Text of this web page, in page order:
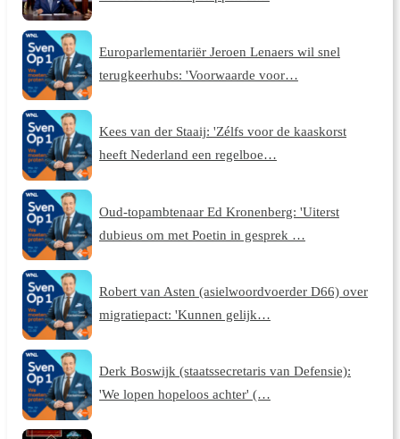
Europarlementariër Jeroen Lenaers wil snel
terugkeerhubs: 'Voorwaarde voor…
Kees van der Staaij: 'Zélfs voor de kaaskorst
heeft Nederland een regelboe…
Oud-topambtenaar Ed Kronenberg: 'Uiterst
dubieus om met Poetin in gesprek …
Robert van Asten (asielwoordvoerder D66) over
migratiepact: 'Kunnen gelijk…
Derk Boswijk (staatssecretaris van Defensie):
'We lopen hopeloos achter' (…